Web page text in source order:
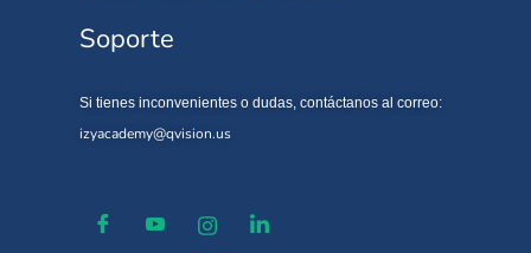
Soporte
Si tienes inconvenientes o dudas, contáctanos al correo:
izyacademy@qvision.us